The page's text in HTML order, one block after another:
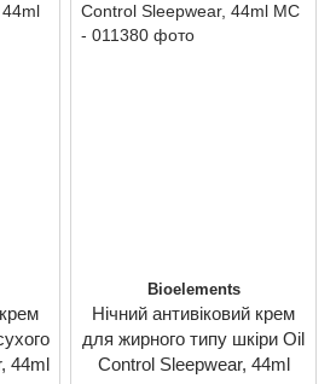
44ml
Bioelements
Нічний антивіковий крем
для жирного типу шкіри Oil
Control Sleepwear, 44ml